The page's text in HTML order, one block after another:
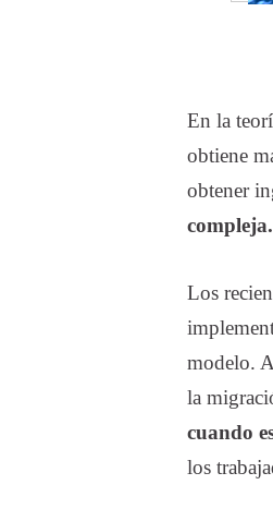
En la
obtiene
obtener
compleja.
Los
modelo.
la
cuando
los